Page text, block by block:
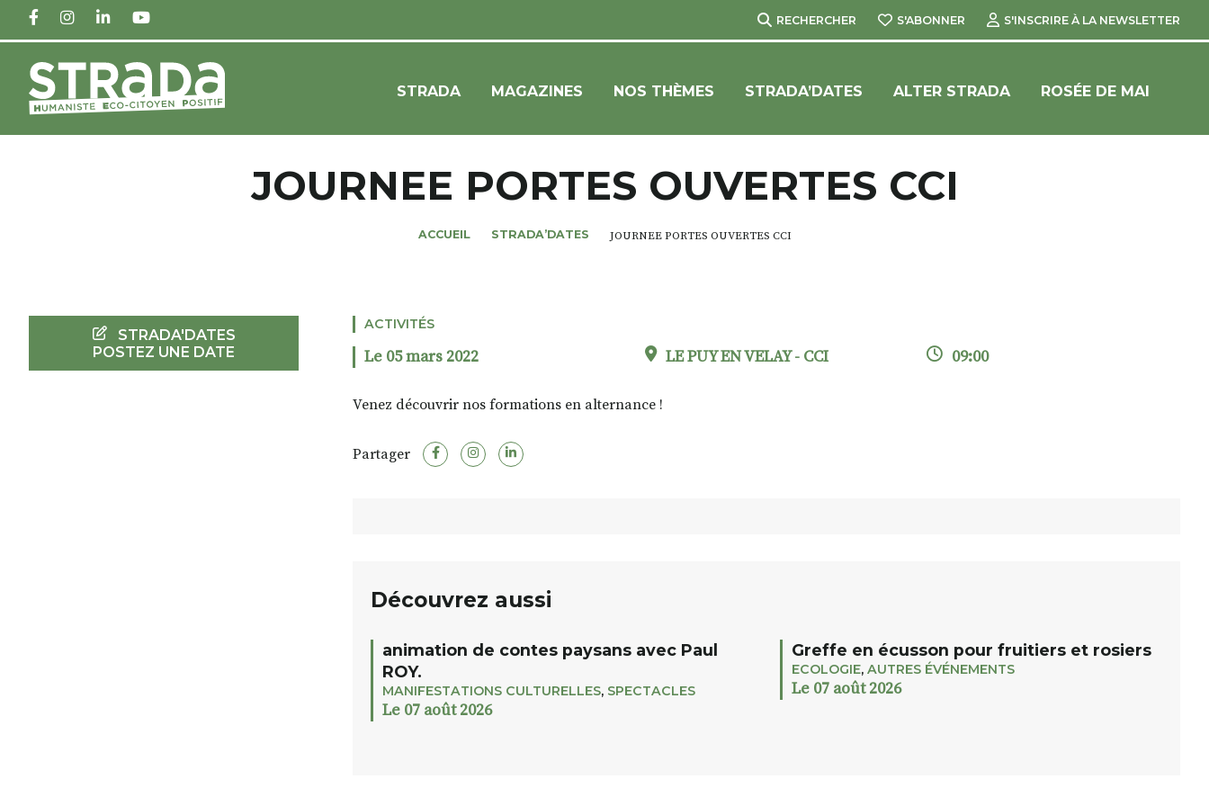
FACEBOOKINSTAGRAM
LINKEDINYOUTUBE RECHERCHER S'ABONNER S'INSCRIRE À LA NEWSLETTER
STRADA MAGAZINES NOS THÈMES STRADA’DATES ALTER STRADA ROSÉE DE MAI
JOURNEE PORTES OUVERTES CCI
ACCUEIL STRADA’DATES JOURNEE PORTES OUVERTES CCI
ACTIVITÉS
Le 05 mars 2022 LE PUY EN VELAY - CCI 09:00
Venez découvrir nos formations en alternance !
Partager
Découvrez aussi
animation de contes paysans avec Paul
ROY.
MANIFESTATIONS CULTURELLES, SPECTACLES
Le 07 août 2026
Greffe en écusson pour fruitiers et rosiers
ECOLOGIE, AUTRES ÉVÉNEMENTS
Le 07 août 2026
STRADA'DATES
POSTEZ UNE DATE